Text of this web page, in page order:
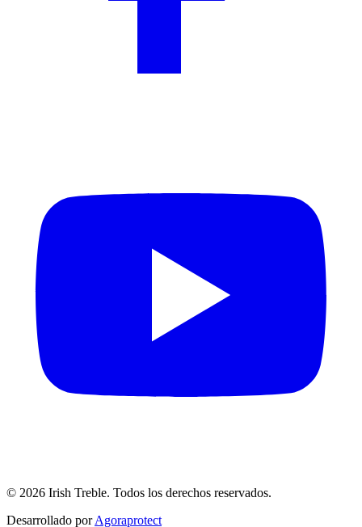
© 2026 Irish Treble. Todos los derechos reservados.
Desarrollado por Agoraprotect